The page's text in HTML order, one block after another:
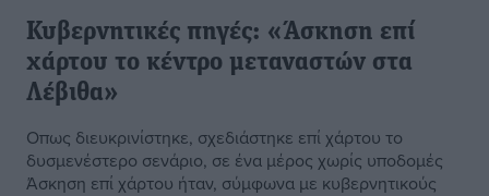
Κυβερνητικές πηγές: «Άσκηση επί
χάρτου το κέντρο μεταναστών στα
Λέβιθα»
Οπως διευκρινίστηκε, σχεδιάστηκε επί χάρτου το
δυσμενέστερο σενάριο, σε ένα μέρος χωρίς υποδομές
Άσκηση επί χάρτου ήταν, σύμφωνα με κυβερνητικούς